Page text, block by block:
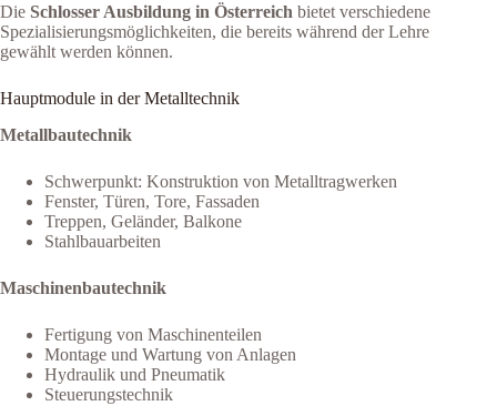
Die Schlosser Ausbildung in Österreich bietet verschiedene
Spezialisierungsmöglichkeiten, die bereits während der Lehre
gewählt werden können.
Hauptmodule in der Metalltechnik
Metallbautechnik
Schwerpunkt: Konstruktion von Metalltragwerken
Fenster, Türen, Tore, Fassaden
Treppen, Geländer, Balkone
Stahlbauarbeiten
Maschinenbautechnik
Fertigung von Maschinenteilen
Montage und Wartung von Anlagen
Hydraulik und Pneumatik
Steuerungstechnik